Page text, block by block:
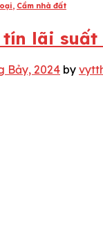
, Cầm nhà đất
lãi
Bảy, 2024 by